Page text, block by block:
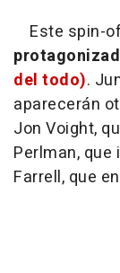
Este spin-
del todo).
aparecerán
Jon Voight,
Perlman, que
Farrell, que